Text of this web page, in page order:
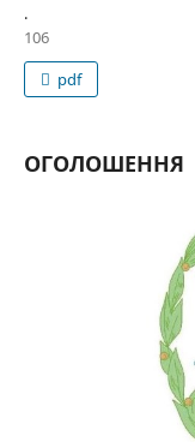
.
106
pdf
ОГОЛОШЕННЯ